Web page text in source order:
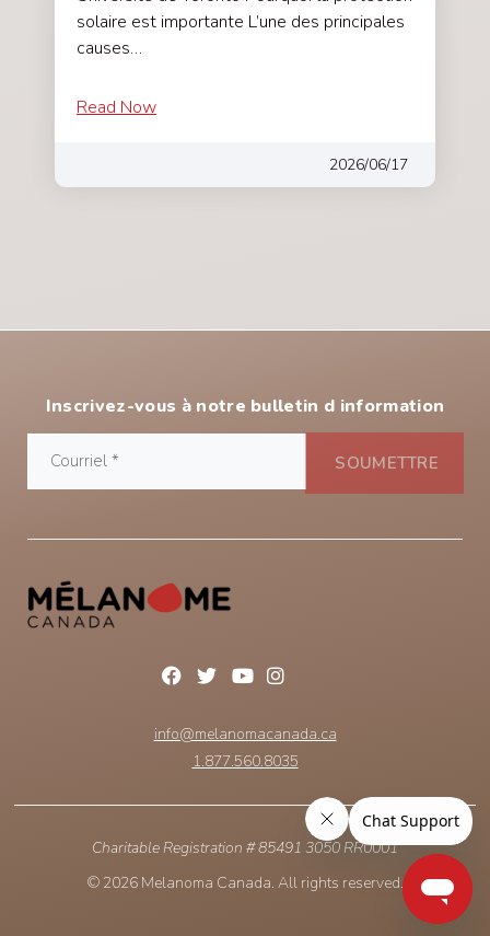
solaire est importante L’une des principales
causes…
Read Now
2026/06/17
Inscrivez-vous à notre bulletin d information
info@melanomacanada.ca
1.877.560.8035
Charitable Registration # 85491 3050 RR0001
© 2026 Melanoma Canada. All rights reserved.